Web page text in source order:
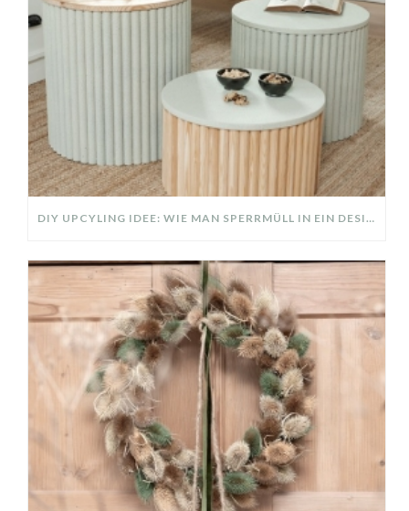
DIY UPCYLING IDEE: WIE MAN SPERRMÜLL IN EIN DESIGNER TEIL VERWANDELT